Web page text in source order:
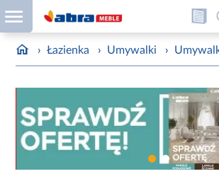
› Łazienka › Umywalki ›